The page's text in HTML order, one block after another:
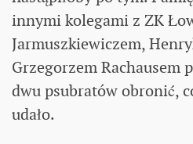
innymi kolegami z ZK
Jarmuszkiewiczem,
Grzegorzem Rachausem
dwu psubratów obronić,
udało.